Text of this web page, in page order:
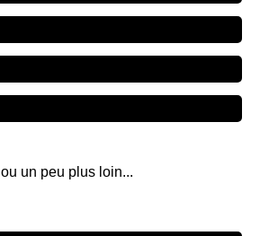
ou un peu plus loin...